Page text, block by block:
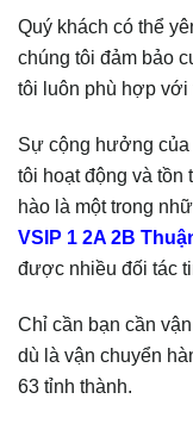
Quý khách có thể
chúng tôi đảm bảo
tôi luôn phù hợp với
Sự cộng hưởng của
tôi hoạt động và tồn
hào là một trong
VSIP 1 2A 2B
được nhiều đối tác
Chỉ cần bạn cần
dù là vận chuyển
63 tỉnh thành.